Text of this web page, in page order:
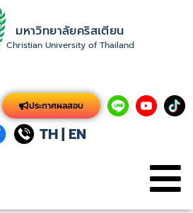
มหาวิทยาลัยคริสเตียน
Christian University of Thailand
ประกาศผลสอบ
TH| EN